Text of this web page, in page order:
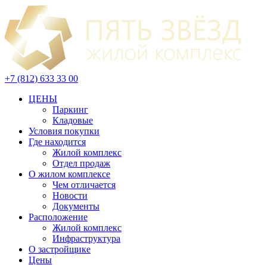
+7 (812) 633 33 00
ЦЕНЫ
Паркинг
Кладовые
Условия покупки
Где находится
Жилой комплекс
Отдел продаж
О жилом комплексе
Чем отличается
Новости
Документы
Расположение
Жилой комплекс
Инфраструктура
О застройщике
Цены